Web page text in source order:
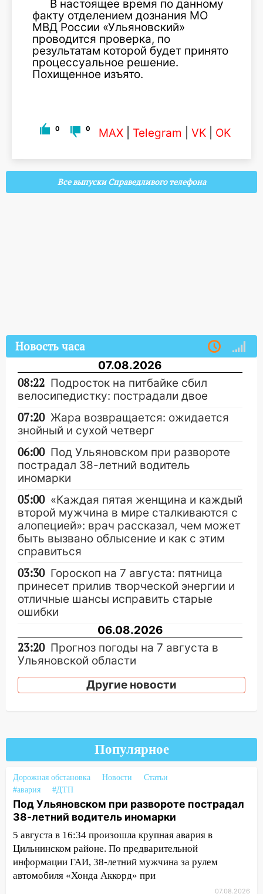
В настоящее время по данному
факту отделением дознания МО
МВД России «Ульяновский»
проводится проверка, по
результатам которой будет принято
процессуальное решение.
Похищенное изъято.
0 0 MAX Telegram VK OK
Все выпуски Справедливого телефона
Новость часа
07.08.2026
08:22 Подросток на питбайке сбил
велосипедистку: пострадали двое
07:20 Жара возвращается: ожидается
знойный и сухой четверг
06:00 Под Ульяновском при развороте
пострадал 38-летний водитель
иномарки
05:00 «Каждая пятая женщина и каждый
второй мужчина в мире сталкиваются с
алопецией»: врач рассказал, чем может
быть вызвано облысение и как с этим
справиться
03:30 Гороскоп на 7 августа: пятница
принесет прилив творческой энергии и
отличные шансы исправить старые
ошибки
06.08.2026
23:20 Прогноз погоды на 7 августа в
Ульяновской области
20:04
Ульяновцев приглашают на забег,
посвящённый Дню воздушного флота
руководителя частной компании
наказали за сокрытие прошлого своего
18:02
В Ульяновск едут звезды
баскетбола!
17:08 Ульяновский областной суд
оставил в силе приговор руководству
«УльяновскФармации» за махинации на
3,2 млн рублей
Ветераны легкой атлетики из
Другие новости
Популярное
Дорожная обстановка Новости
Статьи
#авария
#ДТП
Под Ульяновском при развороте пострадал
38-летний водитель иномарки
5 августа в 16:34 произошла крупная авария в
Цильнинском районе. По предварительной
информации ГАИ, 38-летний мужчина за рулем
автомобиля «Хонда Аккорд» при
07.08.2026